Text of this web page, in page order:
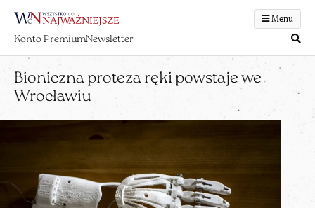
Menu
Konto PremiumNewsletter
Bioniczna proteza ręki powstaje we
Wrocławiu